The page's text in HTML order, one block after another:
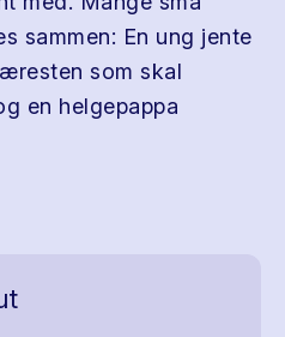
sammen: En ung jente
som skal
en helgepappa